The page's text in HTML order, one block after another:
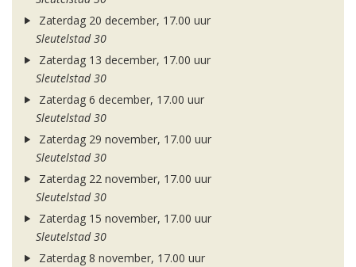
Zaterdag 20 december, 17.00 uur
Sleutelstad 30
Zaterdag 13 december, 17.00 uur
Sleutelstad 30
Zaterdag 6 december, 17.00 uur
Sleutelstad 30
Zaterdag 29 november, 17.00 uur
Sleutelstad 30
Zaterdag 22 november, 17.00 uur
Sleutelstad 30
Zaterdag 15 november, 17.00 uur
Sleutelstad 30
Zaterdag 8 november, 17.00 uur